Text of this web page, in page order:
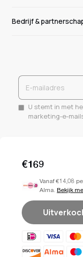
€169
Vanaf €14,08
Alma. Bekijk
Bedrijf &
U stemt in met
marketing-e-